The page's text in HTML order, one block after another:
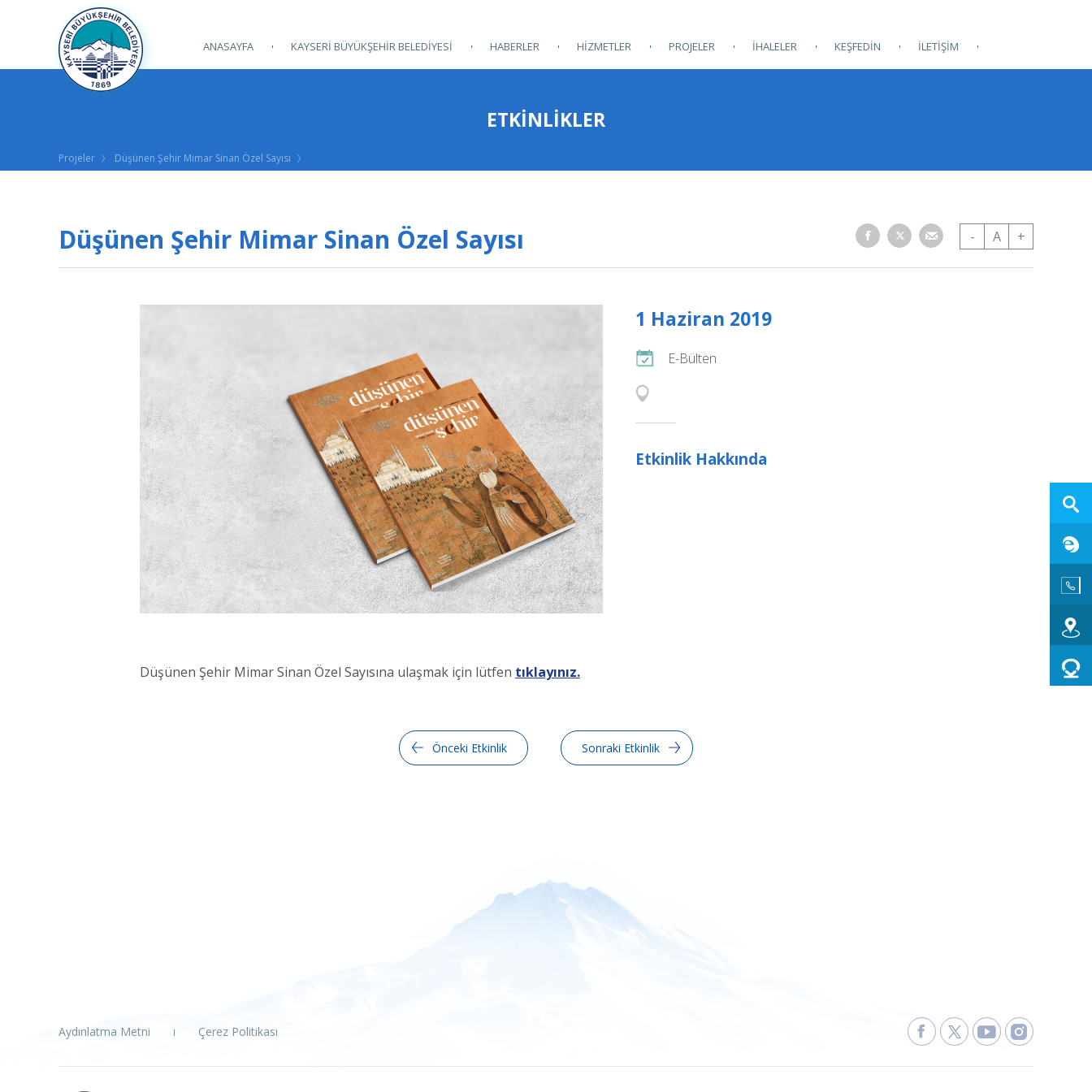
ANASAYFA KAYSERİ BÜYÜKŞEHİR BELEDİYESİ HABERLER HİZMETLER PROJELER İHALELER KEŞFEDİN İLETİŞİM
ETKINLIKLER
Projeler Düşünen Şehir Mimar Sinan Özel Sayısı
Düşünen Şehir Mimar Sinan Özel Sayısı - A +
1 Haziran 2019
E-Bülten
Etkinlik Hakkında
Düşünen Şehir Mimar Sinan Özel Sayısına ulaşmak için lütfen tıklayınız.
Önceki Etkinlik Sonraki Etkinlik
Aydınlatma Metni Çerez Politikası